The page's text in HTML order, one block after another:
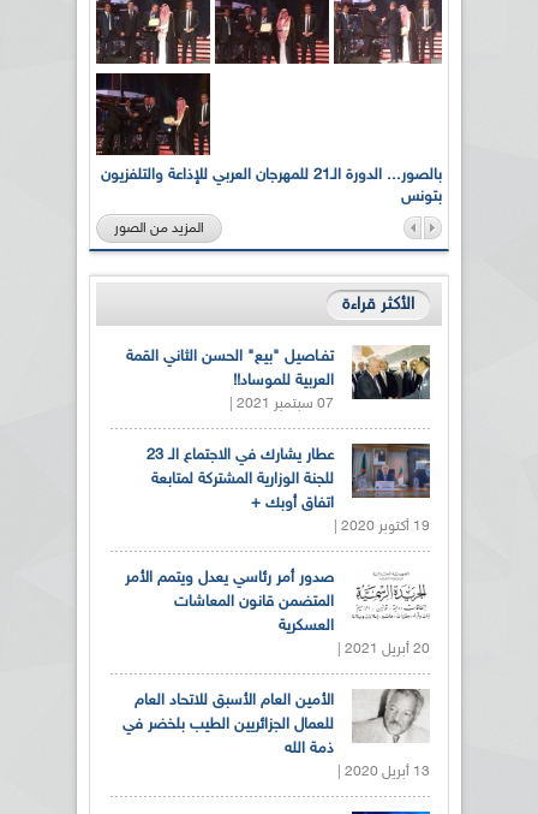
بالصور... الدورة الـ21 للمهرجان العربي للإذاعة والتلفزيون
بتونس
المزيد من الصور
الأكثر قراءة
تفـاصيل "بيع" الحسن الثاني القمة
العربية للموساد!!
07 سبتمبر 2021 |
عطار يشارك في الاجتماع الـ 23
للجنة الوزارية المشتركة لمتابعة
اتفاق أوبك +
19 أكتوبر 2020 |
صدور أمر رئاسي يعدل ويتمم الأمر
المتضمن قانون المعاشات
العسكرية
20 أبريل 2021 |
الأمين العام الأسبق للاتحاد العام
للعمال الجزائريين الطيب بلخضر في
ذمة الله
13 أبريل 2020 |